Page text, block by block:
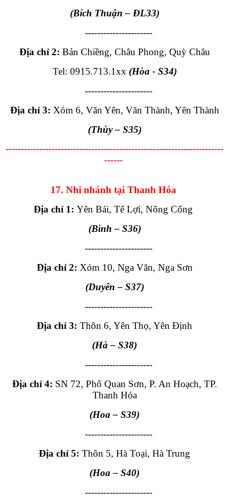
(Bích Thuận – ĐL33)
----------------------
Địa chỉ 2: Bản Chiềng, Châu Phong, Quỳ Châu
Tel: 0915.713.1xx (Hòa - S34)
----------------------
Địa chỉ 3: Xóm 6, Văn Yên, Văn Thành, Yên Thành
(Thùy– S35)
-----------------------------------------------------------------------
------
17. Nhi nhánh tại Thanh Hóa
Địa chỉ 1: Yên Bái, Tế Lợi, Nông Cống
(Bình – S36)
----------------------
Địa chỉ 2: Xóm 10, Nga Văn, Nga Sơn
(Duyên – S37)
----------------------
Địa chỉ 3: Thôn 6, Yên Thọ, Yên Định
(Hà – S38)
----------------------
Địa chỉ 4: SN 72, Phố Quan Sơn, P. An Hoạch, TP.
Thanh Hóa
(Hoa – S39)
----------------------
Địa chỉ 5: Thôn 5, Hà Toại, Hà Trung
(Hoa – S40)
----------------------